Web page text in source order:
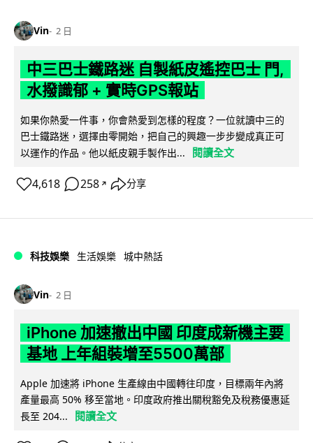
Vin 2 日
中三巴士鐵路迷 自製紙皮遙控巴士 門,
水撥識郁 + 實時GPS報站
如果你熱愛一件事，你會熱愛到怎樣的程度？一位就讀中三的
巴士鐵路迷，選擇由零開始，把自己的興趣一步步變成真正可
以運作的作品。他以紙皮親手製作出...
閱讀全文
4,618 258 ↗ 分享
科技娛樂 生活娛樂 城中熱話
Vin 2 日
iPhone 加速撤出中國 印度成新機主要
基地 上年組裝增至5500萬部
Apple 加速將 iPhone 生產線由中國轉往印度，目標兩年內將
產量最高 50% 移至當地。印度政府推出關稅豁免及稅務優惠延
長至 204...
閱讀全文